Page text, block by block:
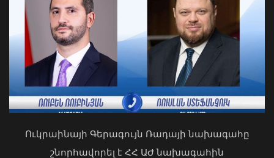
2026 թվականի հունիսն ու հուլիսը
Եվրոպայում դարձել են
դիտարկումների պատմության
ամենաշոգ ամիսները․ Լևոն Ազիզյան
08 Օգոստոս, 2026 21:24
Ուկրաինայի Գերագույն Ռադայի նախագահը
շնորհավորել է ՀՀ ԱԺ նախագահին